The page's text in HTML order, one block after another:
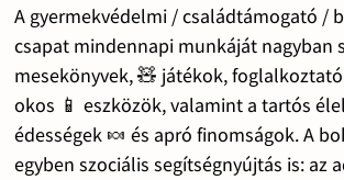
A gyermekvédelmi / családtámogató /
csapat mindennapi munkáját nagyban
mesekönyvek, 🧸 játékok,
okos 📱 eszközök, valamint a tartós
édességek 🍬 és apró finomságok. A
egyben szociális segítségnyújtás is: az